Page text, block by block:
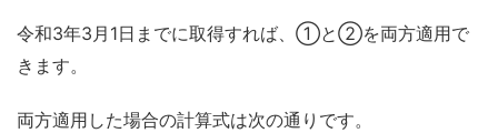
令和3年3月1日までに取得すれば、①と②を両方適用で
きます。
両方適用した場合の計算式は次の通りです。